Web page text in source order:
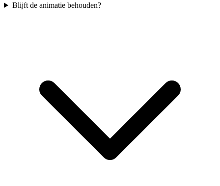
Blijft de animatie behouden?